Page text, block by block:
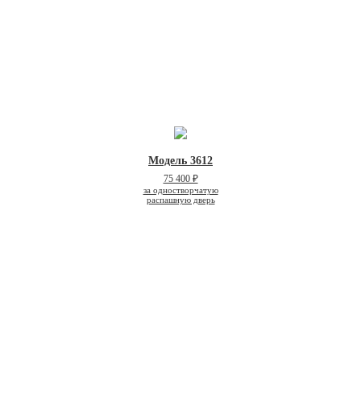
Модель 3612
75 400 ₽
за одностворчатую
распашную дверь